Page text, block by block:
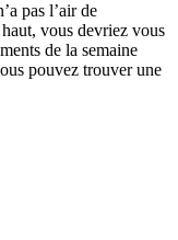
pas l’air de
vous devriez vous
de la semaine
pouvez trouver une